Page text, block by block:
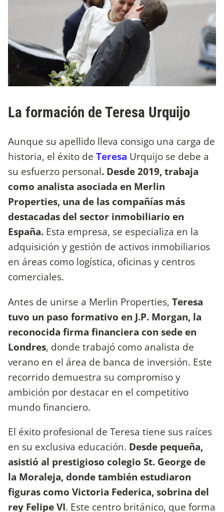
La formación de Teresa Urquijo
Aunque su apellido lleva consigo una carga de
historia, el éxito de Teresa Urquijo se debe a
su esfuerzo personal. Desde 2019, trabaja
como analista asociada en Merlin
Properties, una de las compañías más
destacadas del sector inmobiliario en
España. Esta empresa, se especializa en la
adquisición y gestión de activos inmobiliarios
en áreas como logística, oficinas y centros
comerciales.
Antes de unirse a Merlin Properties, Teresa
tuvo un paso formativo en J.P. Morgan, la
reconocida firma financiera con sede en
Londres, donde trabajó como analista de
verano en el área de banca de inversión. Este
recorrido demuestra su compromiso y
ambición por destacar en el competitivo
mundo financiero.
El éxito profesional de Teresa tiene sus raíces
en su exclusiva educación. Desde pequeña,
asistió al prestigioso colegio St. George de
la Moraleja, donde también estudiaron
figuras como Victoria Federica, sobrina del
rey Felipe VI. Este centro británico, que forma